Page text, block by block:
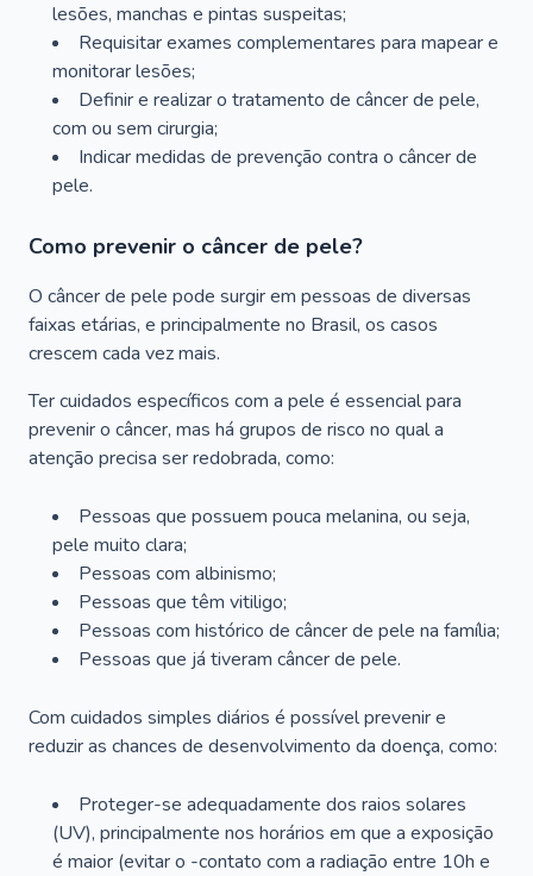
lesões, manchas e pintas suspeitas;
Requisitar exames complementares para mapear e
monitorar lesões;
Definir e realizar o tratamento de câncer de pele,
com ou sem cirurgia;
Indicar medidas de prevenção contra o câncer de
pele.
Como prevenir o câncer de pele?
O câncer de pele pode surgir em pessoas de diversas
faixas etárias, e principalmente no Brasil, os casos
crescem cada vez mais.
Ter cuidados específicos com a pele é essencial para
prevenir o câncer, mas há grupos de risco no qual a
atenção precisa ser redobrada, como:
Pessoas que possuem pouca melanina, ou seja,
pele muito clara;
Pessoas com albinismo;
Pessoas que têm vitiligo;
Pessoas com histórico de câncer de pele na família;
Pessoas que já tiveram câncer de pele.
Com cuidados simples diários é possível prevenir e
reduzir as chances de desenvolvimento da doença, como:
Proteger-se adequadamente dos raios solares
(UV), principalmente nos horários em que a exposição
é maior (evitar o -contato com a radiação entre 10h e